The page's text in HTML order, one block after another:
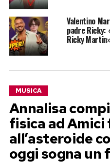
Valentino
padre
Ricky
MUSICA
Annalisa
fisica ad Amici
all’asteroide
oggi sogna un